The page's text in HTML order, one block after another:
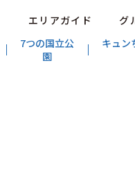
エリアガイド グ
7つの国立公
園
キュン